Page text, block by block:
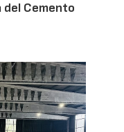
del Cemento